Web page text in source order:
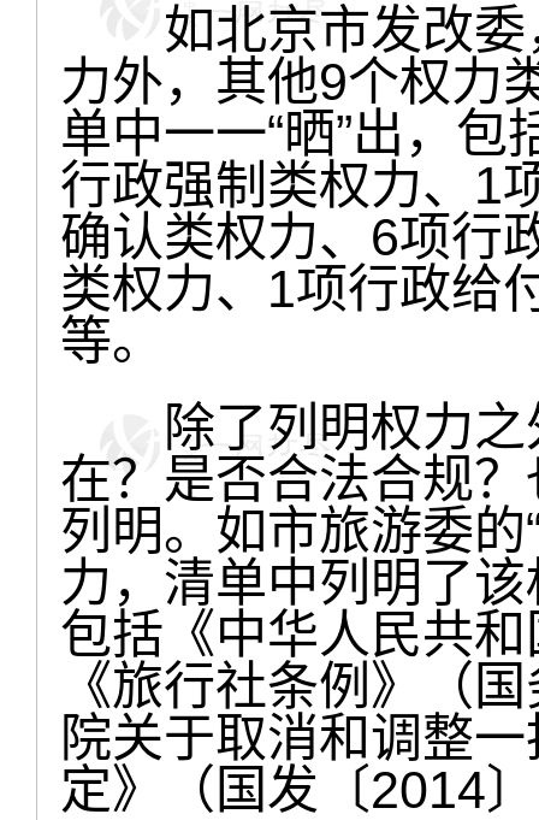
如北京市发改委
力外，其他9个权力
单中一一“晒”出，
行政强制类权力、1
确认类权力、6项行
类权力、1项行政给
等。
除了列明权力之
在？是否合法合规
列明。如市旅游委的
力，清单中列明了
包括《中华人民共
《旅行社条例》（
院关于取消和调整
定》（国发〔2014